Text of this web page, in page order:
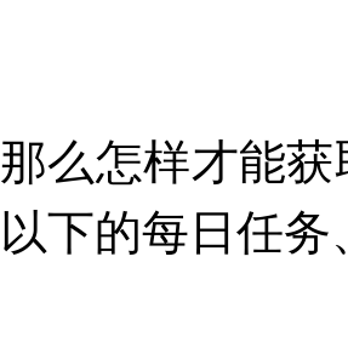
那么怎样才能
以下的每日任务